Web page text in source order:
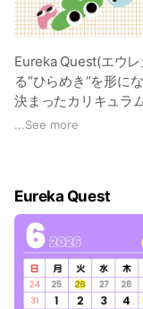
Eureka Quest(エウ
る“ひらめき“を形に
決まったカリキュラ
に決め、様々な素材
体験会も随時受付中！
(※最新情報は
...See more
Eureka Quest